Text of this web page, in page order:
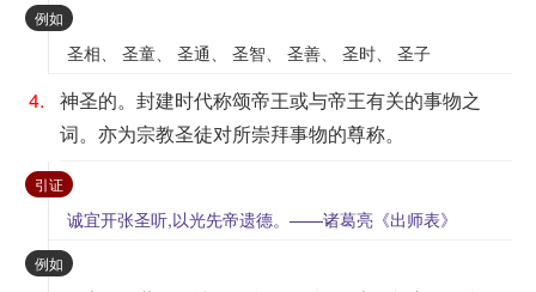
例如 ：
圣相、 圣童、 圣通、 圣智、 圣善、 圣时、 圣子
4.
神圣的。封建时代称颂帝王或与帝王有关的事物之
词。亦为宗教圣徒对所崇拜事物的尊称。
引证：
诚宜开张圣听,以光先帝遗德。——诸葛亮《出师表》
例如 ：